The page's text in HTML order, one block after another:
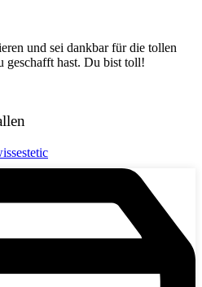
und sei dankbar für die tollen
geschafft hast. Du bist toll!